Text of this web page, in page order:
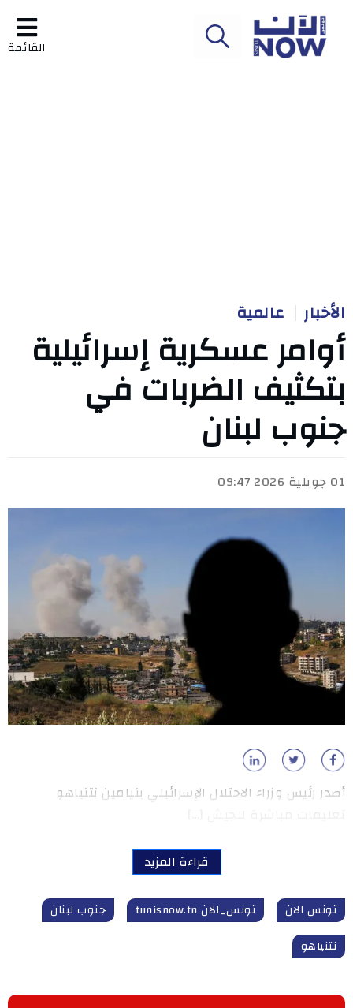
القائمة
الأخبار عالمية
أوامر عسكرية إسرائيلية
بتكثيف الضربات في
جنوب لبنان
01 جويلية 2026 09:47
أصدر رئيس وزراء الاحتلال الإسرائيلي بنيامين نتنياهو
قراءة المزيد
تونس الآن تونس_الآن tunisnow.tn
جنوب لبنان
نتنياهو